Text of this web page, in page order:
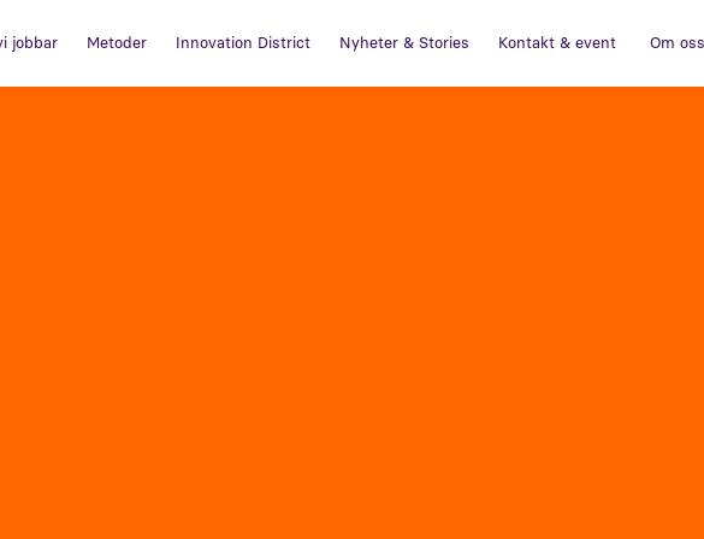
jobbar Metoder Innovation District Nyheter & Stories Kontakt & event Om